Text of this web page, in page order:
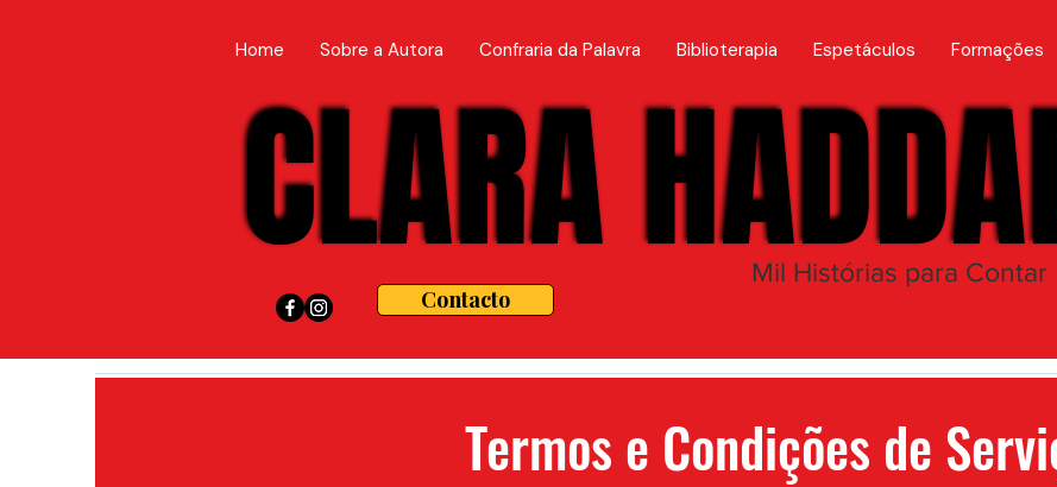
Home Sobre a Autora Confraria da Palavra Biblioterapia Espetáculos Formações
CLARA
CLARA
Contacto
Mil Histórias para Contar
Termos e Condições de